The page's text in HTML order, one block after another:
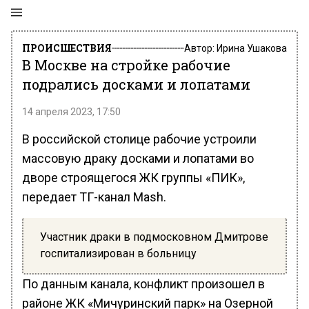
ПРОИСШЕСТВИЯ Автор: Ирина Ушакова
В Москве на стройке рабочие
подрались досками и лопатами
14 апреля 2023, 17:50
В российской столице рабочие устроили
массовую драку досками и лопатами во
дворе строящегося ЖК группы «ПИК»,
передает ТГ-канал Mash.
Участник драки в подмосковном Дмитрове
госпитализирован в больницу
По данным канала, конфликт произошел в
районе ЖК «Мичуринский парк» на Озерной